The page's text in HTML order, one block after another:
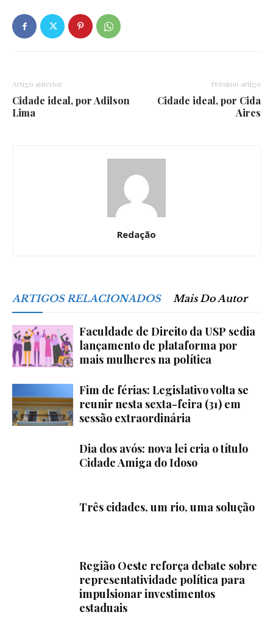
Artigo anterior
Cidade ideal, por Adilson
Lima
Próximo artigo
Cidade ideal, por Cida
Aires
Redação
ARTIGOS RELACIONADOS Mais Do Autor
Faculdade de Direito da USP sedia
lançamento de plataforma por
mais mulheres na política
Fim de férias: Legislativo volta se
reunir nesta sexta-feira (31) em
sessão extraordinária
Dia dos avós: nova lei cria o título
Cidade Amiga do Idoso
Três cidades, um rio, uma solução
Região Oeste reforça debate sobre
representatividade política para
impulsionar investimentos
estaduais